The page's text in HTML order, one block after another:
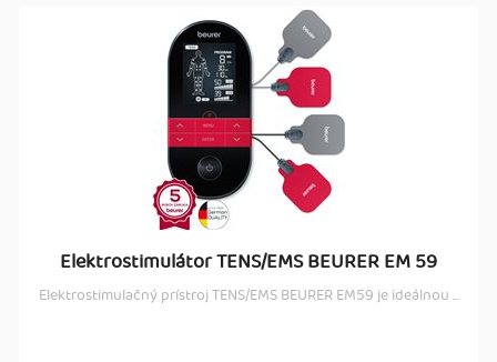
Elektrostimulátor TENS/EMS BEURER EM 59
Elektrostimulačný prístroj TENS/EMS BEURER EM59 je ideálnou ...